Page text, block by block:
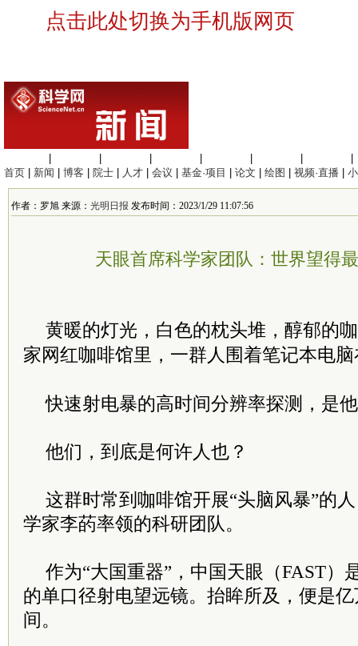
点击此处切换为手机版网页
首页
新闻 博客 院士 人才 会议 基金·项目 论文 绘图 视频·直播
作者：罗旭 来源： 光明日报 发布时间：2023/1/29 11:07:56
天眼首席科学家团队：世界望得
黄暖的灯光，白色的枕头堆，醇郁的
家网红咖啡馆里，一群人围着笔记本电
快速射电暴的高时间分辨率探测，是
他们，到底是何许人也？
这群时常到咖啡馆开展“头脑风暴”的
学家李菂率领的科研团队。
作为“大国重器”，中国天眼（FAST）
的单口径射电望远镜。抬眸所及，便是
间。